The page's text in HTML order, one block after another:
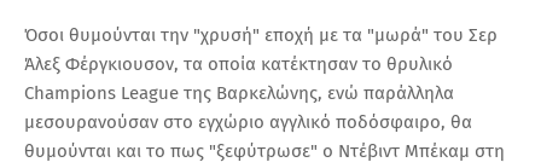
Όσοι θυμούνται την "χρυσή" εποχή με τα "μωρά" του Σερ
Άλεξ Φέργκιουσον, τα οποία κατέκτησαν το θρυλικό
Champions League της Βαρκελώνης, ενώ παράλληλα
μεσουρανούσαν στο εγχώριο αγγλικό ποδόσφαιρο, θα
θυμούνται και το πως "ξεφύτρωσε" ο Ντέβιντ Μπέκαμ στη